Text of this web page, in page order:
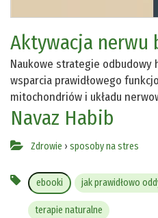
Aktywacja nerwu
Naukowe strategie odbudowy
wsparcia prawidłowego
mitochondriów i układu
Navaz Habib
Zdrowie › sposoby na stres
ebooki jak prawidłowo
terapie naturalne